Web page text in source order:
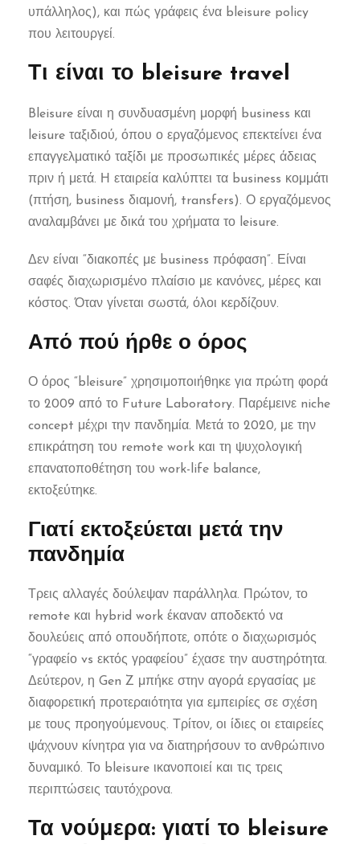
υπάλληλος), και πώς γράφεις ένα bleisure policy
που λειτουργεί.
Τι είναι το bleisure travel
Bleisure είναι η συνδυασμένη μορφή business και
leisure ταξιδιού, όπου ο εργαζόμενος επεκτείνει ένα
επαγγελματικό ταξίδι με προσωπικές μέρες άδειας
πριν ή μετά. Η εταιρεία καλύπτει τα business κομμάτι
(πτήση, business διαμονή, transfers). Ο εργαζόμενος
αναλαμβάνει με δικά του χρήματα το leisure.
Δεν είναι “διακοπές με business πρόφαση”. Είναι
σαφές διαχωρισμένο πλαίσιο με κανόνες, μέρες και
κόστος. Όταν γίνεται σωστά, όλοι κερδίζουν.
Από πού ήρθε ο όρος
Ο όρος “bleisure” χρησιμοποιήθηκε για πρώτη φορά
το 2009 από το Future Laboratory. Παρέμεινε niche
concept μέχρι την πανδημία. Μετά το 2020, με την
επικράτηση του remote work και τη ψυχολογική
επανατοποθέτηση του work-life balance,
εκτοξεύτηκε.
Γιατί εκτοξεύεται μετά την
πανδημία
Τρεις αλλαγές δούλεψαν παράλληλα. Πρώτον, το
remote και hybrid work έκαναν αποδεκτό να
δουλεύεις από οπουδήποτε, οπότε ο διαχωρισμός
“γραφείο vs εκτός γραφείου” έχασε την αυστηρότητα.
Δεύτερον, η Gen Z μπήκε στην αγορά εργασίας με
διαφορετική προτεραιότητα για εμπειρίες σε σχέση
με τους προηγούμενους. Τρίτον, οι ίδιες οι εταιρείες
ψάχνουν κίνητρα για να διατηρήσουν το ανθρώπινο
δυναμικό. Το bleisure ικανοποιεί και τις τρεις
περιπτώσεις ταυτόχρονα.
Τα νούμερα: γιατί το bleisure